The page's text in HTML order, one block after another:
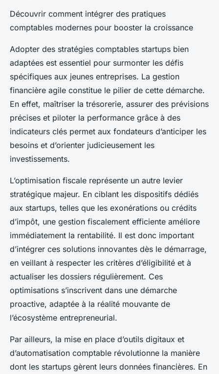
Découvrir comment intégrer des pratiques
comptables modernes pour booster la croissance
Adopter des stratégies comptables startups bien
adaptées est essentiel pour surmonter les défis
spécifiques aux jeunes entreprises. La gestion
financière agile constitue le pilier de cette démarche.
En effet, maîtriser la trésorerie, assurer des prévisions
précises et piloter la performance grâce à des
indicateurs clés permet aux fondateurs d’anticiper les
besoins et d’orienter judicieusement les
investissements.
L’optimisation fiscale représente un autre levier
stratégique majeur. En ciblant les dispositifs dédiés
aux startups, telles que les exonérations ou crédits
d’impôt, une gestion fiscalement efficiente améliore
immédiatement la rentabilité. Il est donc important
d’intégrer ces solutions innovantes dès le démarrage,
en veillant à respecter les critères d’éligibilité et à
actualiser les dossiers régulièrement. Ces
optimisations s’inscrivent dans une démarche
proactive, adaptée à la réalité mouvante de
l’écosystème entrepreneurial.
Par ailleurs, la mise en place d’outils digitaux et
d’automatisation comptable révolutionne la manière
dont les startups gèrent leurs données financières. En